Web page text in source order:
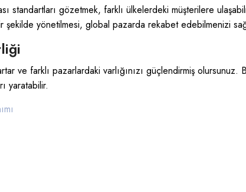
standartları gözetmek, farklı ülkelerdeki müşterilere
yönetilmesi, global pazarda rekabet edebilmenizi
ve farklı pazarlardaki varlığınızı güçlendirmiş olursunuz.
yaratabilir.